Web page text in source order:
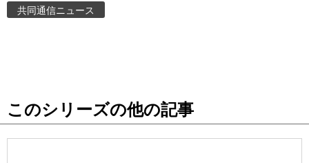
東京
共同通信ニュース
このシリーズの他の記事